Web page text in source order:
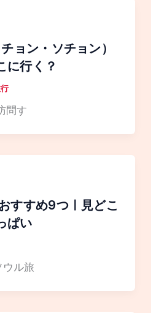
ョン・ソチョン）
に行く？
問す
すすめ9つㅣ見どこ
ぱい
ル旅